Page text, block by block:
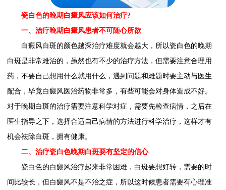
瓷白色的晚期白癜风应该如何治疗?
一、治疗晚期白癜风患者不可随心所欲
白癜风白斑的颜色越深治疗难度就会越大，所以瓷白色的晚期
白斑是非常难治的，虽然也有不少的治疗方法，但需要注意合理用
药，不要自己想用什么就用什么，遇到问题和难题时要主动与医生
配合，毕竟白癜风医治药物非常多，有些可能会对身体造成不好。
对于晚期白斑的治疗需要注意科学对症，需要先检查病情，之后在
医生指导之下，选择合适自己病情的方法进行科学治疗，这样才有
机会祛除白斑，拥有健康。
二、治疗瓷白色晚期白斑要有坚定的信心
瓷白色的白癜风治疗起来非常困难，白斑要想好转，需要的时
间比较长，但白癜风不是不治之症，所以这时候患者需要有心理准